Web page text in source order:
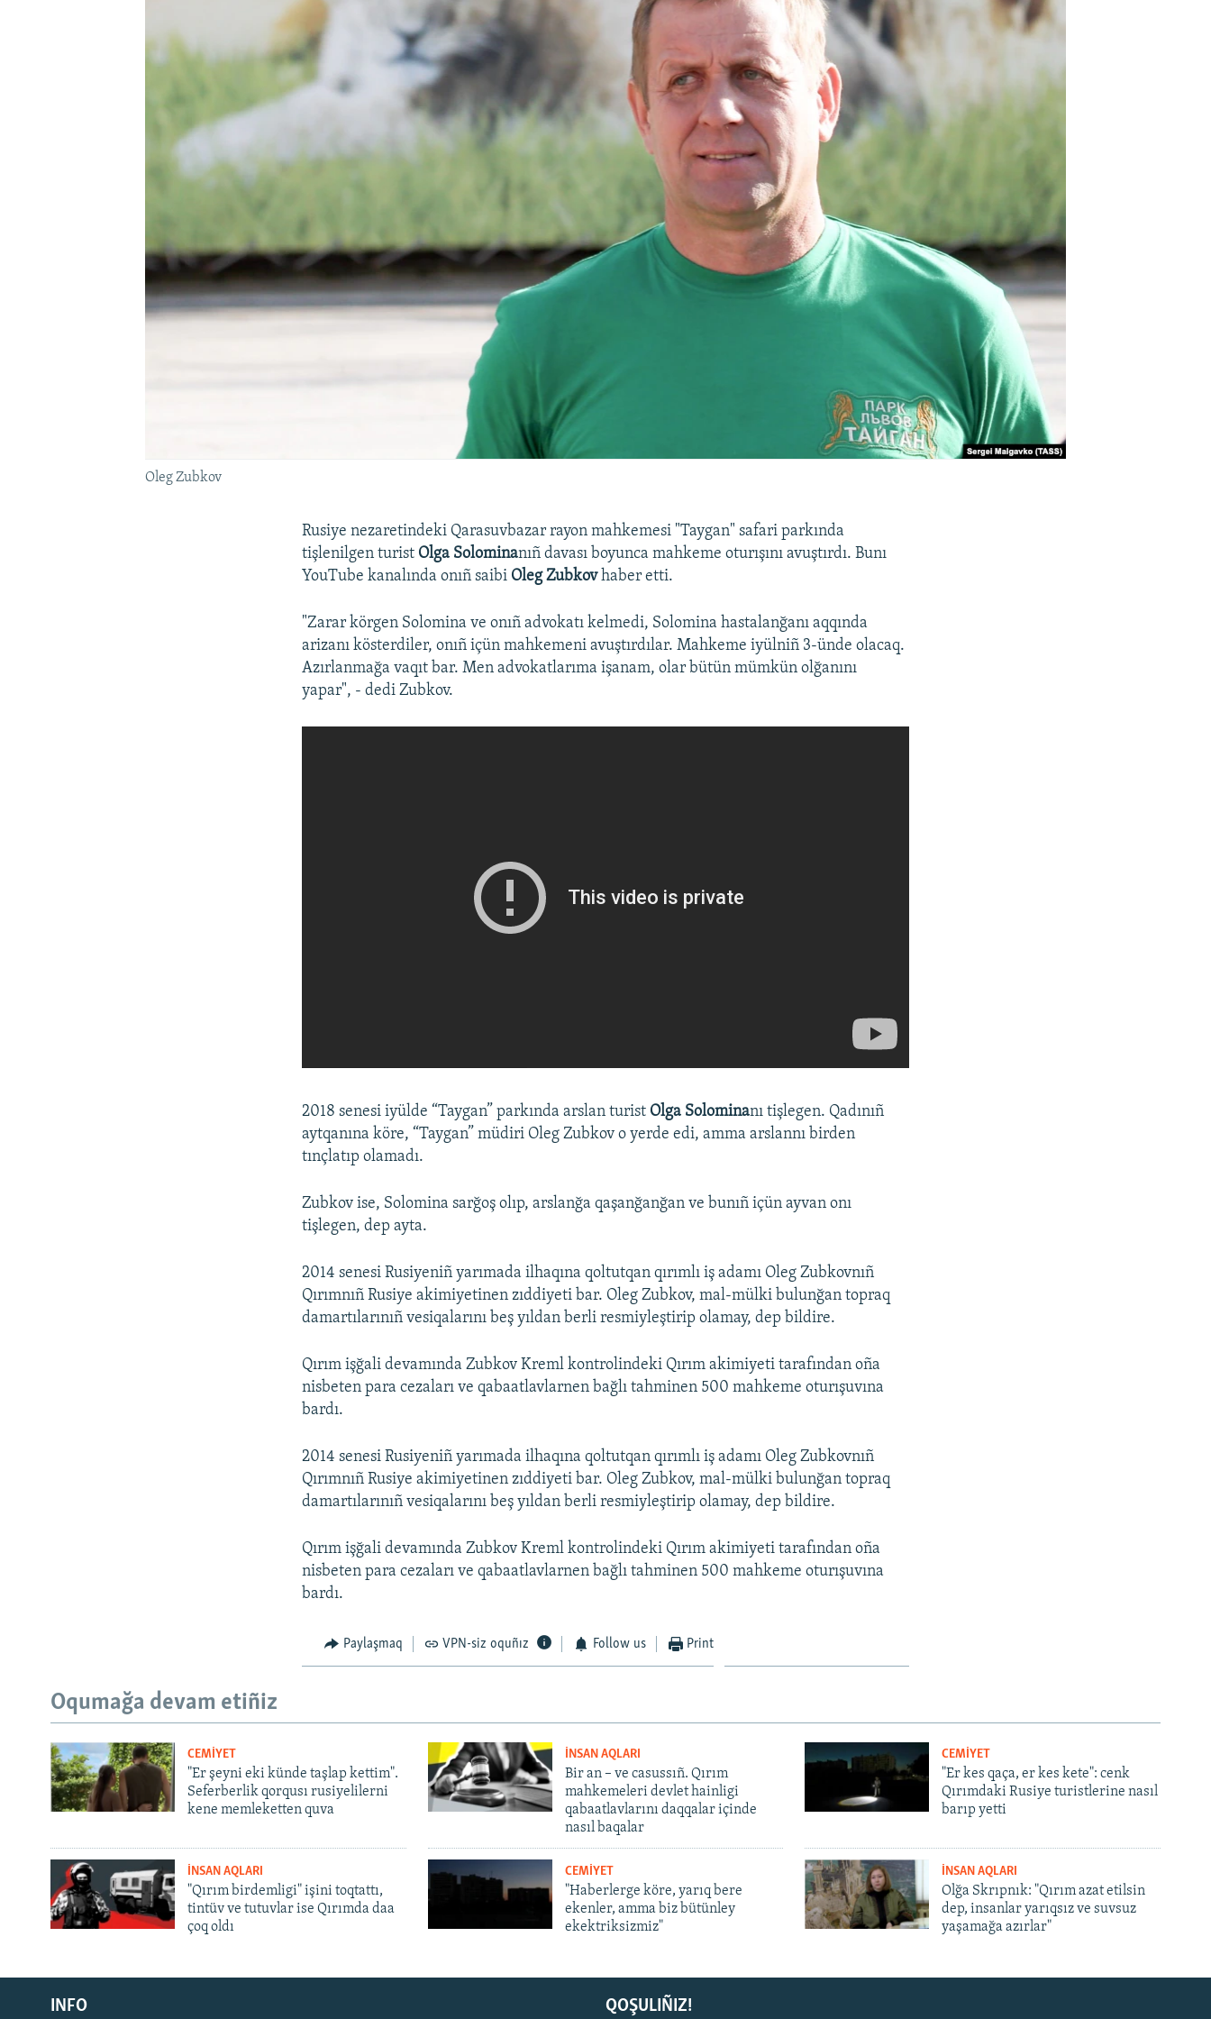
Русский
Українською
Oleg Zubkov
Rusiye nezaretindeki Qarasuvbazar rayon mahkemesi "Taygan" safari parkında
tişlenilgen turist Olga Solominanıñ davası boyunca mahkeme oturışını avuştırdı. Bunı
YouTube kanalında onıñ saibi Oleg Zubkovhaber etti.
"Zarar körgen Solomina ve onıñ advokatı kelmedi, Solomina hastalanğanı aqqında
arizanı kösterdiler, onıñ içün mahkemeni avuştırdılar. Mahkeme iyülniñ 3-ünde olacaq.
Azırlanmağa vaqıt bar. Men advokatlarıma işanam, olar bütün mümkün olğanını
yapar", - dedi Zubkov.
2018 senesi iyülde “Taygan” parkında arslan turist Olga Solominanı tişlegen. Qadınıñ
aytqanına köre, “Taygan” müdiri Oleg Zubkov o yerde edi, amma arslannı birden
tınçlatıp olamadı.
Zubkov ise, Solomina sarğoş olıp, arslanğa qaşanğanğan ve bunıñ içün ayvan onı
tişlegen, dep ayta.
2014 senesi Rusiyeniñ yarımada ilhaqına qoltutqan qırımlı iş adamı Oleg Zubkovnıñ
Qırımnıñ Rusiye akimiyetinen zıddiyeti bar. Oleg Zubkov, mal-mülki bulunğan topraq
damartılarınıñ vesiqalarını beş yıldan berli resmiyleştirip olamay, dep bildire.
Qırım işğali devamında Zubkov Kreml kontrolindeki Qırım akimiyeti tarafından oña
nisbeten para cezaları ve qabaatlavlarnen bağlı tahminen 500 mahkeme oturışuvına
bardı.
2014 senesi Rusiyeniñ yarımada ilhaqına qoltutqan qırımlı iş adamı Oleg Zubkovnıñ
Qırımnıñ Rusiye akimiyetinen zıddiyeti bar. Oleg Zubkov, mal-mülki bulunğan topraq
damartılarınıñ vesiqalarını beş yıldan berli resmiyleştirip olamay, dep bildire.
Qırım işğali devamında Zubkov Kreml kontrolindeki Qırım akimiyeti tarafından oña
nisbeten para cezaları ve qabaatlavlarnen bağlı tahminen 500 mahkeme oturışuvına
bardı.
Paylaşmaq VPN-siz oquñız Follow us Print
Oqumağa devam etiñiz
CEMİYET
"Er şeyni eki künde taşlap kettim".
Seferberlik qorqusı rusiyelilerni
kene memleketten quva
İNSAN AQLARI
Bir an – ve casussıñ. Qırım
mahkemeleri devlet hainligi
qabaatlavlarını daqqalar içinde
nasıl baqalar
CEMİYET
"Er kes qaça, er kes kete": cenk
Qırımdaki Rusiye turistlerine nasıl
barıp yetti
İNSAN AQLARI
"Qırım birdemligi" işini toqtattı,
tintüv ve tutuvlar ise Qırımda daa
çoq oldı
CEMİYET
"Haberlerge köre, yarıq bere
ekenler, amma biz bütünley
ekektriksizmiz"
İNSAN AQLARI
Olğa Skrıpnık: "Qırım azat etilsin
dep, insanlar yarıqsız ve suvsuz
yaşamağa azırlar"
QOŞULIÑIZ!
INFO